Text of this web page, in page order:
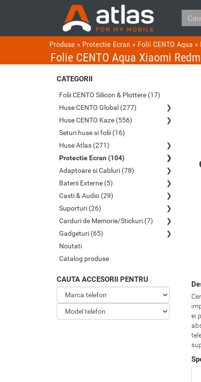
Produse » Protectie Ecran » Folii CENTO Aqua »
Folie CENTO Aqua Xiaomi
CATEGORII
Folii CENTO Silicon & Plottere (17)
Huse CENTO Global (277)
Huse CENTO Kaze (556)
Seturi huse si folii (16)
Huse Atlas (271)
Protectie Ecran (104)
Adaptoare si Cabluri (78)
Baterii Externe (5)
Casti & Audio (29)
Suporturi (26)
Carduri de Memorie/Stickuri (7)
Gadgeturi (65)
Noutati
Catalog produse
CAUTA ACCESORII PENTRU
ei